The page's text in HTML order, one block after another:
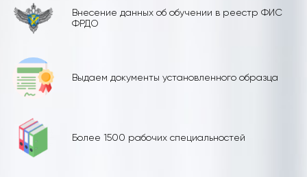
Внесение данных об обучении в реестр ФИС
ФРДО
Выдаем документы установленного образца
Более 1500 рабочих специальностей